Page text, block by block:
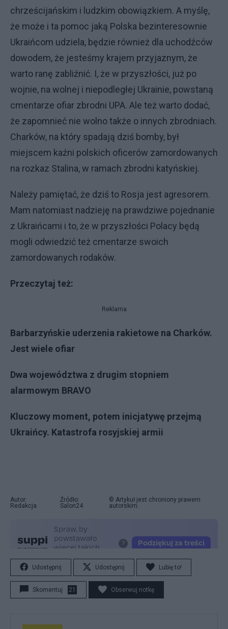
chrześcijańskim i ludzkim obowiązkiem. A myślę,
że może i ta pomoc jaką Polska bezinteresownie
Ukraińcom udziela, będzie również dla uchodźców
dowodem, że jesteśmy krajem przyjaznym, że
warto ranę zabliźnić. I, że w przyszłości, już po
wojnie, na wolnej i niepodległej Ukrainie, powstaną
cmentarze ofiar zbrodni UPA. Ale też warto dodać,
że zapomnieć nie wolno także o innych zbrodniach.
Charków, na który spadają dziś bomby, był
miejscem kaźni polskich oficerów zamordowanych
na rozkaz Stalina, w ramach zbrodni katyńskiej.
Należy pamiętać, że dziś to Rosja jest agresorem.
Mam natomiast nadzieję na prawdziwe pojednanie
z Ukraińcami i to, że w przyszłości Polacy będą
mogli odwiedzić też cmentarze swoich
zamordowanych rodaków.
Przeczytaj też:
Reklama
Barbarzyńskie uderzenia rakietowe na Charków.
Jest wiele ofiar
Dwa województwa z drugim stopniem
alarmowym BRAVO
Kluczowy moment, potem inicjatywę przejmą
Ukraińcy. Katastrofa rosyjskiej armii
Autor:
Redakcja
Źródło:
Salon24
© Artykuł jest chroniony prawem
autorskim.
Udostępnij Udostępnij Lubię to!
Skomentuj 21 Obserwuj notkę